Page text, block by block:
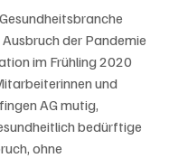
der Pandemie
im Frühling 2020
und
AG mutig,
bedürftige
ohne